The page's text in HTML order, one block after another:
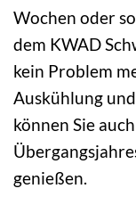
Wochen oder
dem KWAD
kein Problem
Auskühlung
können Sie
genießen.